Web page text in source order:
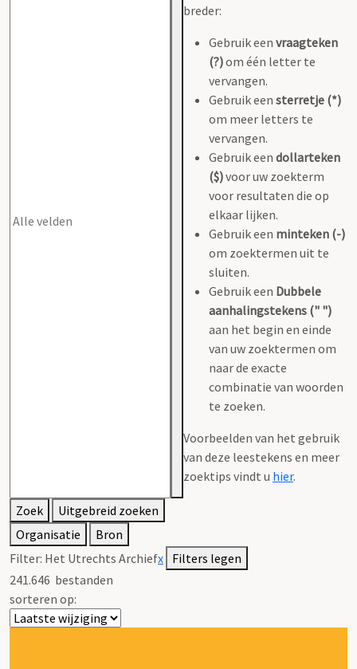
breder:
Gebruik een vraagteken
(?)om één letter te
vervangen.
Gebruik een sterretje (*)
om meer letters te
vervangen.
Gebruik een dollarteken
($)voor uw zoekterm
voor resultaten die op
elkaar lijken.
Gebruik een minteken (-)
om zoektermen uit te
sluiten.
Gebruik een Dubbele
aanhalingstekens (" ")
aan het begin en einde
van uw zoektermen om
naar de exacte
combinatie van woorden
te zoeken.
Voorbeelden van het gebruik
van deze leestekens en meer
zoektips vindt u hier.
Zoek
Uitgebreid zoeken
Organisatie
Bron
Filter: Het Utrechts Archiefx Filters legen
241.646 bestanden
sorteren op: